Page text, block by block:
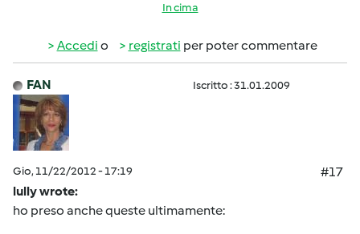
In cima
Accedi o registrati per poter commentare
FAN Iscritto : 31.01.2009
Gio, 11/22/2012 - 17:19
#17
lully wrote:
ho preso anche queste ultimamente: